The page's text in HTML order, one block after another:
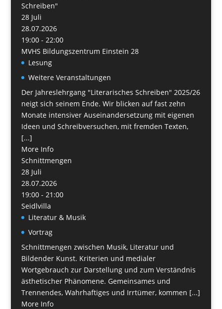
Schreiben"
28 Juli
28.07.2026
19:00 - 22:00
MVHS Bildungszentrum Einstein 28
Lesung
Weitere Veranstaltungen
Der Jahreslehrgang "Literarisches Schreiben" 2025/26
neigt sich seinem Ende. Wir blicken auf fast zehn
Monate intensiver Auseinandersetzung mit eigenen
Ideen und Schreibversuchen, mit fremden Texten,
[...]
More Info
Schnittmengen
28 Juli
28.07.2026
19:00 - 21:00
Seidlvilla
Literatur & Musik
Vortrag
Schnittmengen zwischen Musik, Literatur und
Bildender Kunst. Kriterien und medialer
Wortgebrauch zur Darstellung und zum Verständnis
ästhetischer Phänomene. Gemeinsames und
Trennendes, Wahrhaftiges und Irrtümer, kommen [...]
More Info